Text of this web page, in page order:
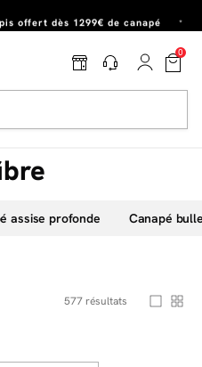
0
assise profonde Canapé
577 résultats